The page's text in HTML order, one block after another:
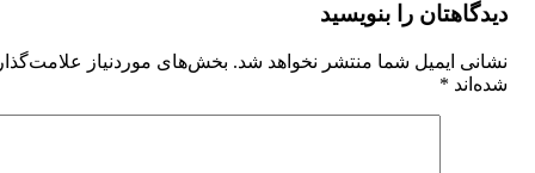
دیدگاهتان را بنویسید
نشانی ایمیل شما منتشر نخواهد شد. بخش‌های موردنیاز
شده‌اند *